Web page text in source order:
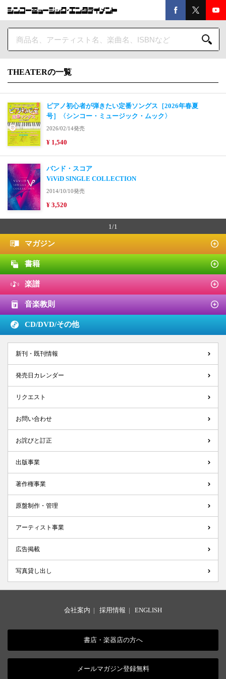
THEATERの一覧
ピアノ初心者が弾きたい定番ソングス［2026年春夏
号］〈シンコー・ミュージック・ムック〉
2026/02/14発売
¥ 1,540
バンド・スコア
ViViD SINGLE COLLECTION
2014/10/10発売
¥ 3,520
1/1
マガジン
書籍
楽譜
音楽教則
CD/DVD/その他
新刊・既刊情報
発売日カレンダー
リクエスト
お問い合わせ
お詫びと訂正
出版事業
著作権事業
原盤制作・管理
アーティスト事業
広告掲載
写真貸し出し
会社案内 | 採用情報 | ENGLISH
書店・楽器店の方へ
メールマガジン登録無料